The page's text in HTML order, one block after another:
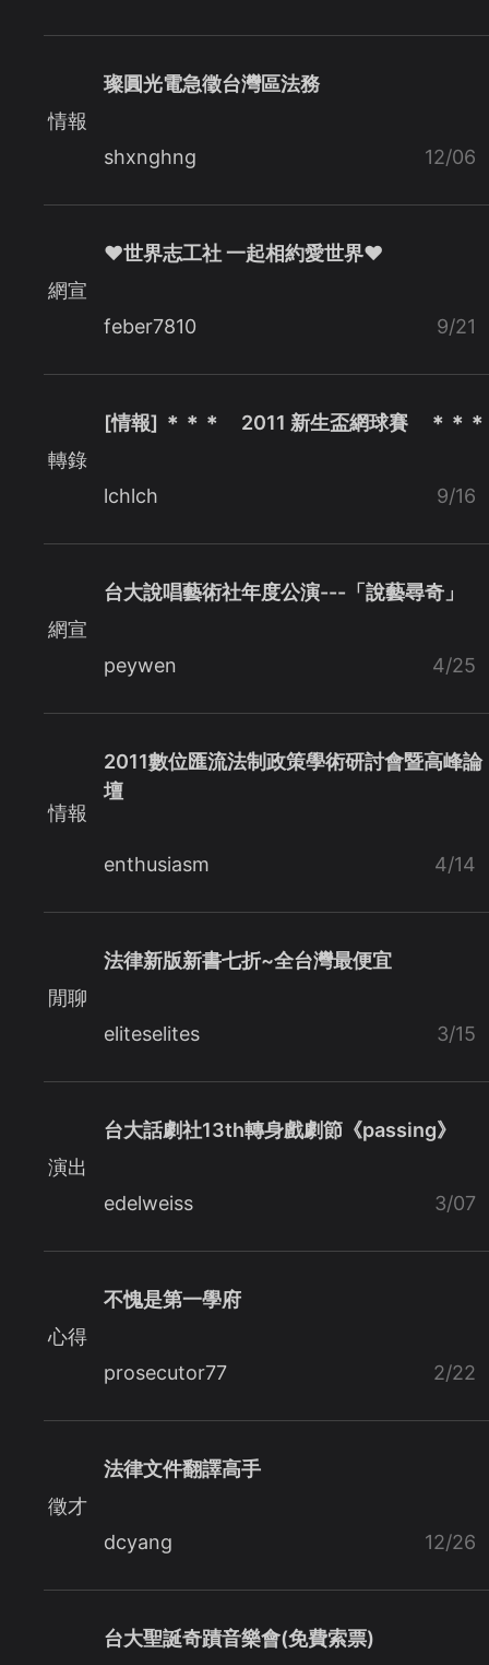
情報
璨圓光電急徵台灣區法務
shxnghng 12/06
網宣
♥世界志工社 一起相約愛世界♥
feber7810 9/21
轉錄
[情報] ＊＊＊ 2011 新生盃網球賽 ＊＊＊
lchlch 9/16
網宣
台大說唱藝術社年度公演---「說藝尋奇」
peywen 4/25
情報
2011數位匯流法制政策學術研討會暨高峰論
壇
enthusiasm 4/14
閒聊
法律新版新書七折~全台灣最便宜
eliteselites 3/15
演出
台大話劇社13th轉身戲劇節《passing》
edelweiss 3/07
心得
不愧是第一學府
prosecutor77 2/22
徵才
法律文件翻譯高手
dcyang 12/26
台大聖誕奇蹟音樂會(免費索票)